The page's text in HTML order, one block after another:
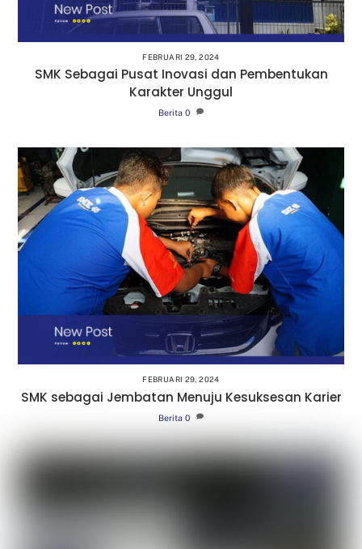
FEBRUARI 29, 2024
SMK Sebagai Pusat Inovasi dan Pembentukan
Karakter Unggul
Berita 0
FEBRUARI 29, 2024
SMK sebagai Jembatan Menuju Kesuksesan Karier
Berita 0